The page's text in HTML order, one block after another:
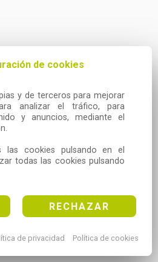
de cookies
y de terceros para mejorar
analizar el tráfico, para
y anuncios, mediante el
las cookies pulsando en el
todas las cookies pulsando
RECHAZAR
de privacidad Política de cookies